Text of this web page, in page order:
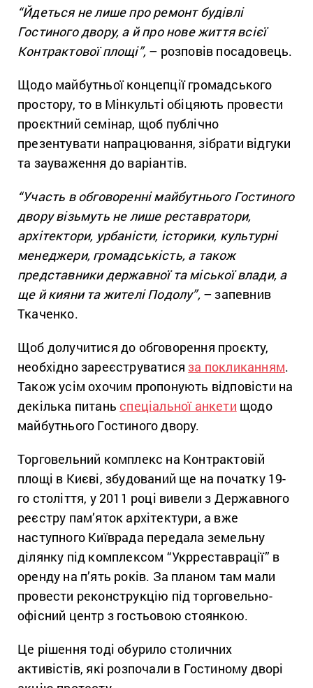
“Йдеться не лише про ремонт будівлі
Гостиного двору, а й про нове життя всієї
Контрактової площі”, – розповів посадовець.
Щодо майбутньої концепції громадського
простору, то в Мінкульті обіцяють провести
проєктний семінар, щоб публічно
презентувати напрацювання, зібрати відгуки
та зауваження до варіантів.
“Участь в обговоренні майбутнього Гостиного
двору візьмуть не лише реставратори,
архітектори, урбаністи, історики, культурні
менеджери, громадськість, а також
представники державної та міської влади, а
ще й кияни та жителі Подолу”,– запевнив
Ткаченко.
Щоб долучитися до обговорення проєкту,
необхідно зареєструватисяза покликанням.
Також усім охочим пропонують відповісти на
декілька питань спеціальної анкети щодо
майбутнього Гостиного двору.
Торговельний комплекс на Контрактовій
площі в Києві, збудований ще на початку 19-
го століття, у 2011 році вивели з Державного
реєстру пам’яток архітектури, а вже
наступного Київрада передала земельну
ділянку під комплексом “Укрреставрації” в
оренду на п’ять років. За планом там мали
провести реконструкцію під торговельно-
офісний центр з гостьовою стоянкою.
Це рішення тоді обурило столичних
активістів, які розпочали в Гостиному дворі